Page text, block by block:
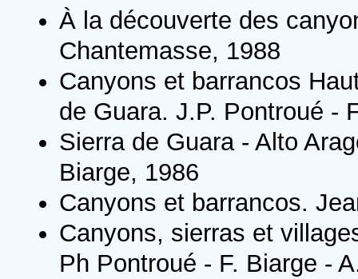
À la découverte des
Chantemasse, 1988
Canyons et barrancos
de Guara. J.P. Pontroué -
Sierra de Guara - Alto
Biarge, 1986
Canyons et barrancos.
Canyons, sierras et
Ph Pontroué - F. Biarge -